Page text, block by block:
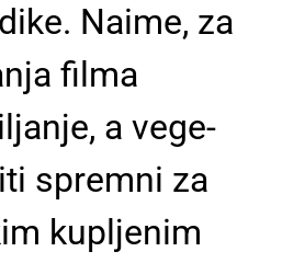
Naime, za
filma
a vege-
spremni za
kupljenim